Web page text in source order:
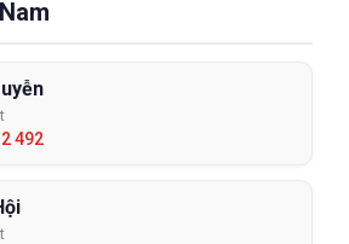
492